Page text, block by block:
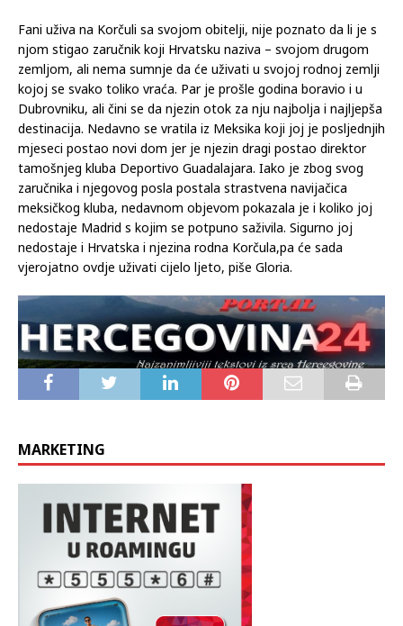
Fani uživa na Korčuli sa svojom obitelji, nije poznato da li je s
njom stigao zaručnik koji Hrvatsku naziva – svojom drugom
zemljom, ali nema sumnje da će uživati u svojoj rodnoj zemlji
kojoj se svako toliko vraća. Par je prošle godina boravio i u
Dubrovniku, ali čini se da njezin otok za nju najbolja i najljepša
destinacija. Nedavno se vratila iz Meksika koji joj je posljednjih
mjeseci postao novi dom jer je njezin dragi postao direktor
tamošnjeg kluba Deportivo Guadalajara. Iako je zbog svog
zaručnika i njegovog posla postala strastvena navijačica
meksičkog kluba, nedavnom objevom pokazala je i koliko joj
nedostaje Madrid s kojim se potpuno saživila. Sigurno joj
nedostaje i Hrvatska i njezina rodna Korčula,pa će sada
vjerojatno ovdje uživati cijelo ljeto, piše Gloria.
MARKETING